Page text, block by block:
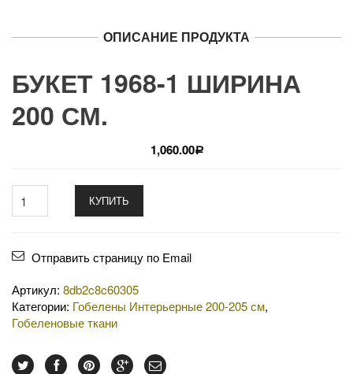
ОПИСАНИЕ ПРОДУКТА
БУКЕТ 1968-1 ШИРИНА
200 СМ.
1,060.00Р
КУПИТЬ
Отправить страницу по Email
Артикул: 8db2c8c60305
Категории: Гобелены Интерьерные 200-205 см,
Гобеленовые ткани